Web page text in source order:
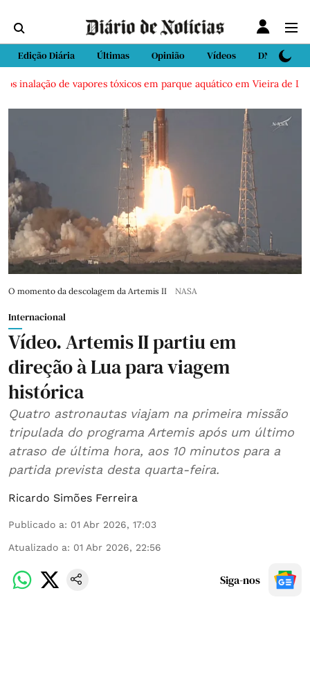
Edição Diária Últimas Opinião Vídeos DN Sport
de vapores tóxicos em parque aquático em Vieira de Leiria
O momento da descolagem da Artemis II NASA
Internacional
Vídeo. Artemis II partiu em
direção à Lua para viagem
histórica
Quatro astronautas viajam na primeira missão
tripulada do programa Artemis após um último
atraso de última hora, aos 10 minutos para a
partida prevista desta quarta-feira.
Ricardo Simões Ferreira
Publicado a: 01 Abr 2026, 17:03
Atualizado a: 01 Abr 2026, 22:56
Siga-nos